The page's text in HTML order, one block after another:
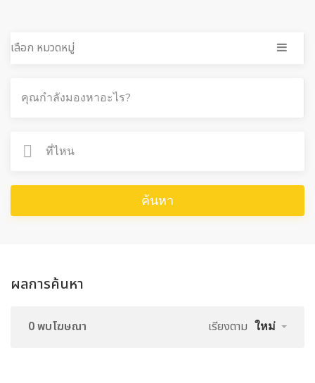
เลือก หมวดหมู่
ค้นหา
ผลการค้นหา
0 พบโฆษณา เรียงตาม ใหม่